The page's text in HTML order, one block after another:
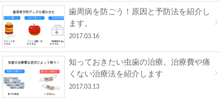
歯周病を防ごう！原因と予防法を紹介し
ます。
2017.03.16
知っておきたい虫歯の治療。治療費や痛
くない治療法を紹介します
2017.03.13